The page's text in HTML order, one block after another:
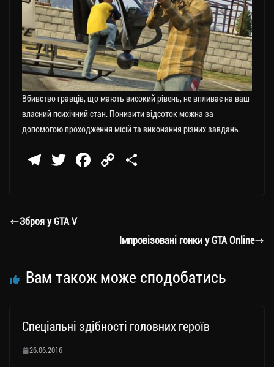
Вбивство гравців, що мають високий рівень, не впливає на ваш
власний психічний стан. Понизити відсоток можна за
допомогою проходження місій та виконання різних завдань.
Te
a
T
er
Fa
C
nk ти
Зброя у GTA V
Імпровізовані гонки у GTA Online
Вам також може сподобатись
Спеціальні здібності головних героїв
26.06.2016